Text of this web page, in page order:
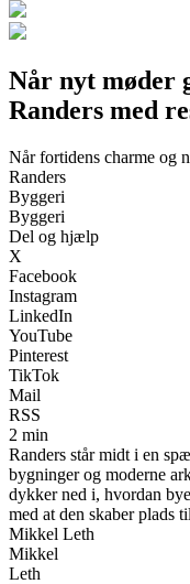
Når nyt møder
Randers med
Når fortidens charme og
Randers
Byggeri
Byggeri
Del og hjælp
X
Facebook
Instagram
LinkedIn
YouTube
Pinterest
TikTok
Mail
RSS
2 min
Randers står midt i en
bygninger og moderne
dykker ned i, hvordan
med at den skaber plads
Mikkel Leth
Mikkel
Leth